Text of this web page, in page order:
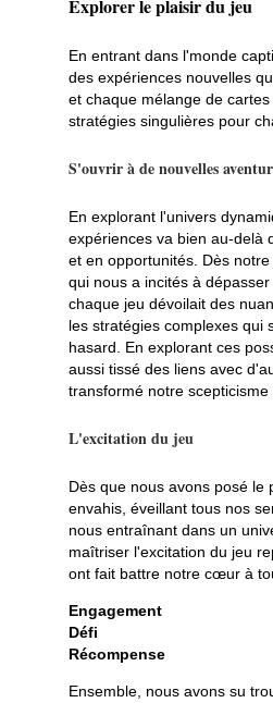
Explorer le plaisir du jeu
En entrant dans l'monde
des expériences nouvelles
et chaque mélange de
stratégies singulières pour
S'ouvrir à de nouvelles
En explorant l'univers
expériences va bien au-delà
et en opportunités. Dès
qui nous a incités à
chaque jeu dévoilait des
les stratégies complexes qui
hasard. En explorant ces
aussi tissé des liens avec
transformé notre
L'excitation du jeu
Dès que nous avons posé le
envahis, éveillant tous nos
nous entraînant dans un
maîtriser l'excitation du jeu
ont fait battre notre cœur à
Engagement
Défi
Récompense
Ensemble, nous avons su